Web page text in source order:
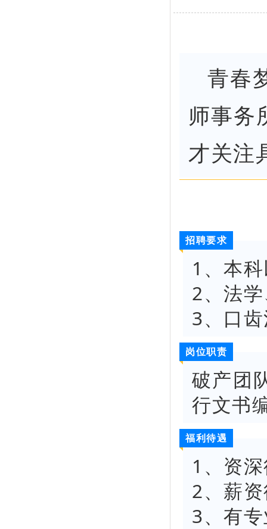
青春
师事务
才关注
招聘要求
1 、本
2、法
3、口
岗位职责
破产团
行文书
福利待遇
1 、资
2、薪
3、有